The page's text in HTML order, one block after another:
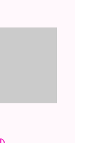
la
desfigura